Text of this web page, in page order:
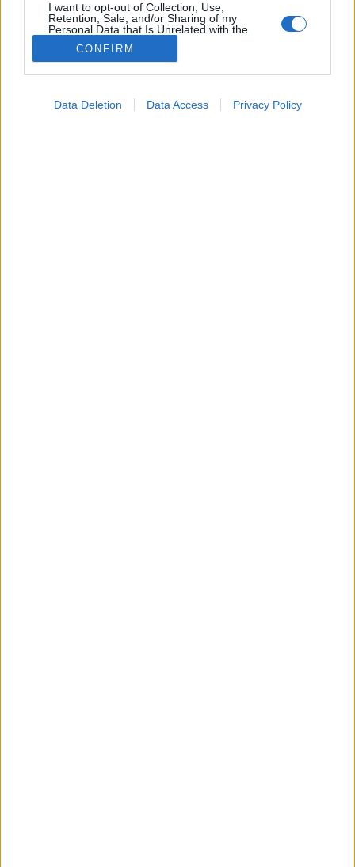
I want to opt-out of Collection, Use,
Retention, Sale, and/or Sharing of my
Personal Data that Is Unrelated with the
Purposes for which it was collected.
Opted Out
CONFIRM
Data Deletion Data Access Privacy Policy